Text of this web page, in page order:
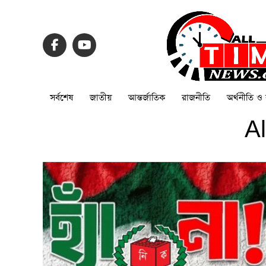
সর্বশেষ জাতীয় আন্তর্জাতিক রাজনীতি অর্থনীতি ও